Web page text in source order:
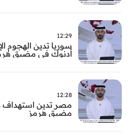
12:29
سوريا تدين الهجوم
أدنوك في مضيق
12:28
مصر تدين استهداف
مضيق هرمز